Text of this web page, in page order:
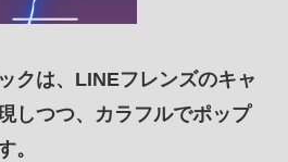
クは、 LINEフレンズのキャ
しつつ、
カラフルでポップ
。